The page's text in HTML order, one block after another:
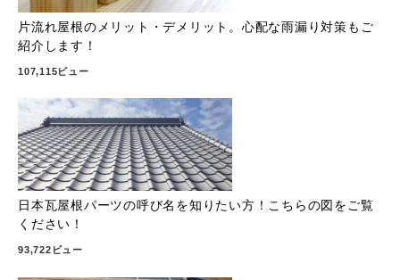
片流れ屋根のメリット・デメリット。心配な雨漏り対策もご
紹介します！
107,115ビュー
日本瓦屋根パーツの呼び名を知りたい方！こちらの図をご覧
ください！
93,722ビュー